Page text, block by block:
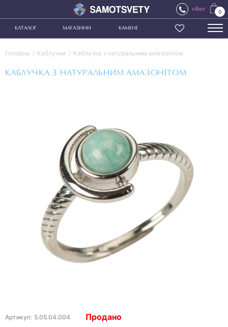
viber 0
КАТАЛОГ МАГАЗИНИ КАМЕНІ
Головна Каблучки Каблучка з натуральним амазонітом
КАБЛУЧКА З НАТУРАЛЬНИМ АМАЗОНІТОМ
Артикул: 5.05.04.004 Продано